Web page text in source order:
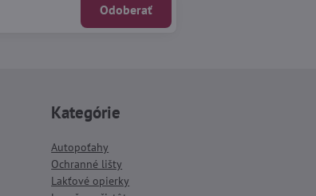
Odoberať
Kategórie
Autopoťahy
Ochranné lišty
Lakťové opierky